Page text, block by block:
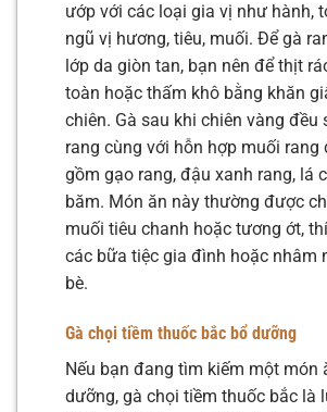
ướp với các loại gia vị như hành,
ngũ vị hương, tiêu, muối. Để gà
lớp da giòn tan, bạn nên để thịt
toàn hoặc thấm khô bằng khăn
chiên. Gà sau khi chiên vàng đều
rang cùng với hỗn hợp muối rang
gồm gạo rang, đậu xanh rang, lá
băm. Món ăn này thường được
muối tiêu chanh hoặc tương ớt,
các bữa tiệc gia đình hoặc nhâm
bè.
Gà chọi tiềm thuốc bắc bổ dưỡng
Nếu bạn đang tìm kiếm một món
dưỡng, gà chọi tiềm thuốc bắc là